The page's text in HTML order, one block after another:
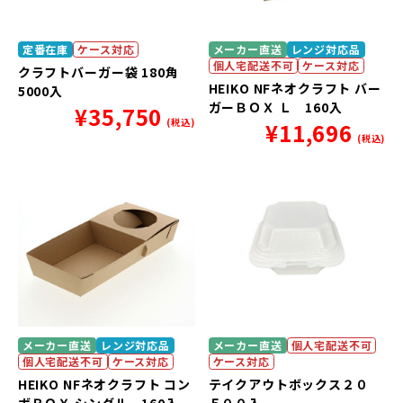
定番在庫 ケース対応
クラフトバーガー袋 180角
5000入
¥35,750 (税込)
メーカー直送
レンジ対応品
個人宅配送不可
ケース対応
HEIKO NFネオクラフト バー
ガーＢＯＸ Ｌ 160入
¥11,696 (税込)
メーカー直送
レンジ対応品
個人宅配送不可
ケース対応
HEIKO NFネオクラフト コン
メーカー直送
個人宅配送不可
ケース対応
テイクアウトボックス２０